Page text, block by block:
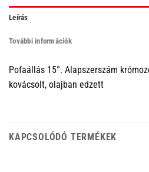
Leírás
További információk
Pofaállás 15°. Alapszerszám
kovácsolt, olajban edzett
KAPCSOLÓDÓ TERMÉKEK